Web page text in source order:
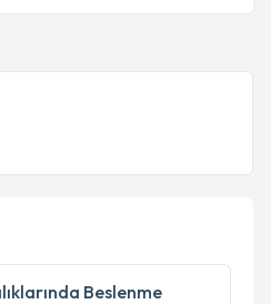
Beslenme